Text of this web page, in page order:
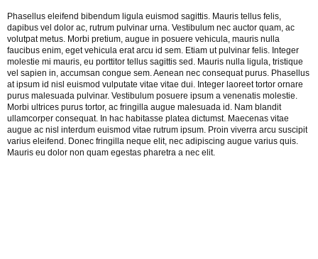
Phasellus eleifend bibendum ligula euismod sagittis. Mauris tellus felis,
dapibus vel dolor ac, rutrum pulvinar urna. Vestibulum nec auctor quam, ac
volutpat metus. Morbi pretium, augue in posuere vehicula, mauris nulla
faucibus enim, eget vehicula erat arcu id sem. Etiam ut pulvinar felis. Integer
molestie mi mauris, eu porttitor tellus sagittis sed. Mauris nulla ligula, tristique
vel sapien in, accumsan congue sem. Aenean nec consequat purus. Phasellus
at ipsum id nisl euismod vulputate vitae vitae dui. Integer laoreet tortor ornare
purus malesuada pulvinar. Vestibulum posuere ipsum a venenatis molestie.
Morbi ultrices purus tortor, ac fringilla augue malesuada id. Nam blandit
ullamcorper consequat. In hac habitasse platea dictumst. Maecenas vitae
augue ac nisl interdum euismod vitae rutrum ipsum. Proin viverra arcu suscipit
varius eleifend. Donec fringilla neque elit, nec adipiscing augue varius quis.
Mauris eu dolor non quam egestas pharetra a nec elit.